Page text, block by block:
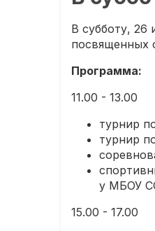
В субботу,
посвященных
Программа:
11.00 - 13.00
турнир
турнир
у МБОУ
15.00 - 17.00